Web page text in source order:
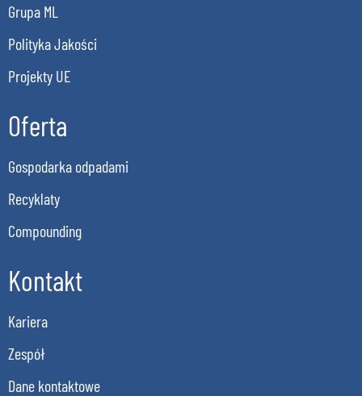
Grupa ML
Polityka Jakości
Projekty UE
Oferta
Gospodarka odpadami
Recyklaty
Compounding
Kontakt
Kariera
Zespół
Dane kontaktowe